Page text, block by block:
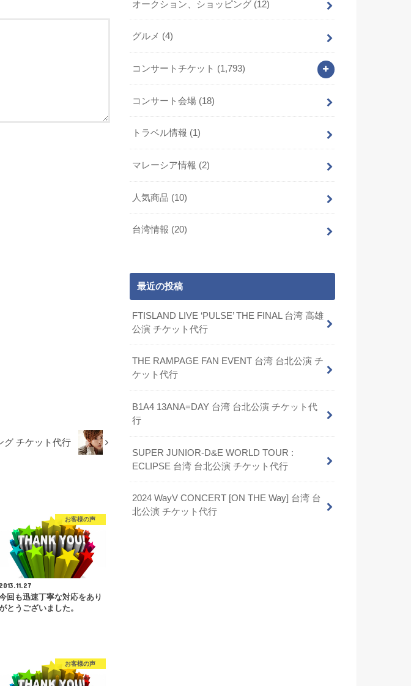
グ チケット代行
お客様の声
2013.11.27
回も迅速丁寧な対応をあり
とうございました。
お客様の声
オークション、ショッピング (12)
グルメ (4)
コンサートチケット (1,793)
コンサート会場 (18)
トラベル情報 (1)
マレーシア情報 (2)
人気商品 (10)
台湾情報 (20)
最近の投稿
FTISLAND LIVE ‘PULSE’ THE FINAL 台湾 高雄
公演 チケット代行
THE RAMPAGE FAN EVENT 台湾 台北公演 チ
ケット代行
B1A4 13ANA=DAY 台湾 台北公演 チケット代
行
SUPER JUNIOR-D&E WORLD TOUR :
ECLIPSE 台湾 台北公演 チケット代行
2024 WayV CONCERT [ON THE Way] 台湾 台
北公演 チケット代行